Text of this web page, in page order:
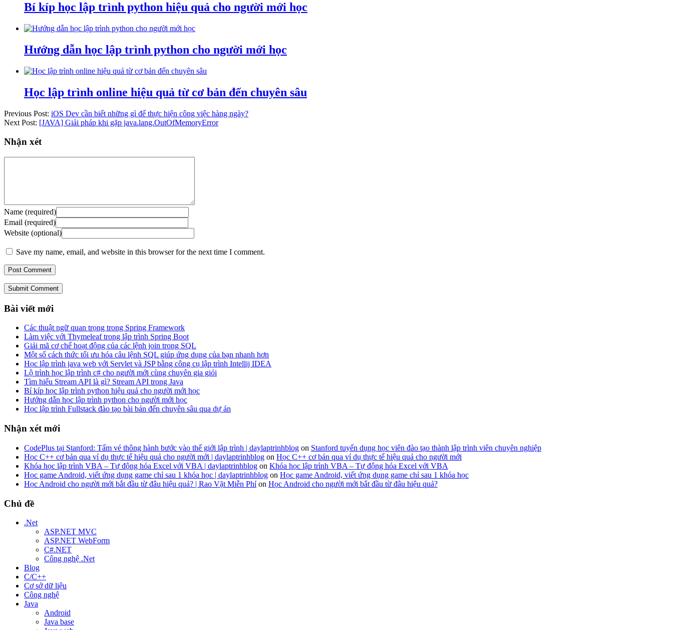
Bí kíp học lập trình python hiệu quả cho người mới học
Hướng dẫn học lập trình python cho người mới học
Học lập trình online hiệu quả từ cơ bản đến chuyên sâu
Previous Post: iOS Dev cần biết những gì để thực hiện công việc hàng ngày?
Next Post: [JAVA] Giải pháp khi gặp java.lang.OutOfMemoryError
Nhận xét
Name (required)
Email (required)
Website (optional)
Save my name, email, and website in this browser for the next time I comment.
Submit Comment
Bài viết mới
Các thuật ngữ quan trọng trong Spring Framework
Làm việc với Thymeleaf trong lập trình Spring Boot
Giải mã cơ chế hoạt động của các lệnh join trong SQL
Một số cách thức tối ưu hóa câu lệnh SQL giúp ứng dụng của bạn nhanh hơn
Học lập trình java web với Servlet và JSP bằng công cụ lập trình Intellij IDEA
Lộ trình học lập trình c# cho người mới cùng chuyên gia giỏi
Tìm hiểu Stream API là gì? Stream API trong Java
Bí kíp học lập trình python hiệu quả cho người mới học
Hướng dẫn học lập trình python cho người mới học
Học lập trình Fullstack đào tạo bài bản đến chuyên sâu qua dự án
Nhận xét mới
CodePlus tại Stanford: Tấm vé thông hành bước vào thế giới lập trình | daylaptrinhblog on Stanford tuyển dụng học viên đào tạo thành lập trình viên chuyên nghiệp
Học C++ cơ bản qua ví dụ thực tế hiệu quả cho người mới | daylaptrinhblog on Học C++ cơ bản qua ví dụ thực tế hiệu quả cho người mới
Khóa học lập trình VBA – Tự động hóa Excel với VBA | daylaptrinhblog on Khóa học lập trình VBA – Tự động hóa Excel với VBA
Học game Android, viết ứng dụng game chỉ sau 1 khóa học | daylaptrinhblog on Học game Android, viết ứng dụng game chỉ sau 1 khóa học
Học Android cho người mới bắt đầu từ đâu hiệu quả? | Rao Vặt Miễn Phíon Học Android cho người mới bắt đầu từ đâu hiệu quả?
Chủ đề
.Net
ASP.NET MVC
ASP.NET WebForm
C#.NET
Công nghệ .Net
Blog
C/C++
Cơ sở dữ liệu
Công nghệ
Java
Android
Java base